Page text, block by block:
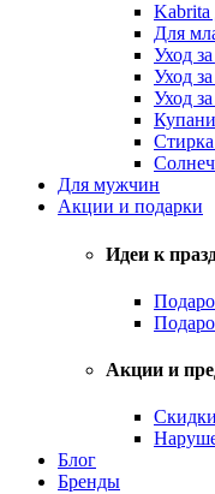
Kabrita
Для
Уход
Уход
Уход
Для мужчин
Акции и подарки
Идеи к
Акции и
Блог
Бренды